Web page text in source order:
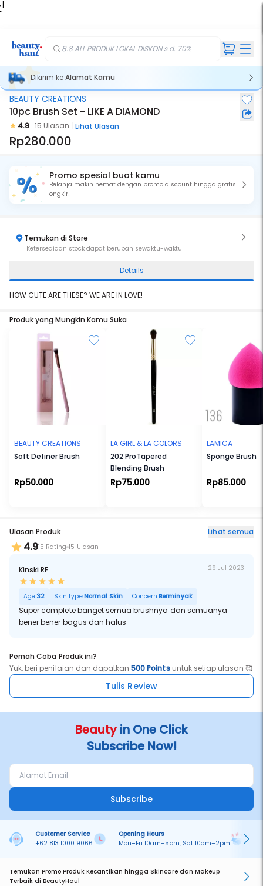
|
8.8 ALL PRODUK LOKAL DISKON s.d. 70%
Dikirim keAlamat Kamu
BEAUTY CREATIONS
10pc Brush Set - LIKE A DIAMOND
4.9 15 Ulasan Lihat Ulasan
Rp280.000
Promo spesial buat kamu
Belanja makin hemat dengan promo discount hingga gratis
ongkir!
Temukan di Store
Ketersediaan stock dapat berubah sewaktu-waktu
Details
HOW CUTE ARE THESE? WE ARE IN LOVE!
Produk yang Mungkin Kamu Suka
BEAUTY CREATIONS
Soft Definer Brush
Rp50.000
LA GIRL & LA COLORS
202 ProTapered
Blending Brush
Rp75.000
LAMICA
Sponge Brush
Rp85.000
Ulasan Produk Lihat semua
4.915 Rating 15 Ulasan
Kinski RF 29 Jul 2023
Age:32 Skin type:Normal Skin Concern:Berminyak
Super complete banget semua brushnya dan semuanya
bener bener bagus dan halus
Pernah Coba Produk ini?
Yuk, beri penilaian dan dapatkan500 Pointsuntuk setiap ulasan 🥰
Tulis Review
Beautyin One Click
Subscribe Now!
Subscribe
Customer Service
+62 813 1000 9066
Opening Hours
Mon–Fri 10am–5pm, Sat 10am–2pm
Temukan Promo Produk Kecantikan hingga Skincare dan Makeup
Terbaik di BeautyHaul